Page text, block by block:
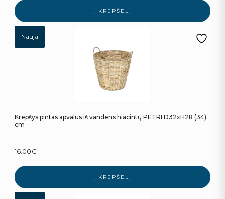
Į KREPŠELĮ
Nauja
Krepšys pintas apvalus iš vandens hiacintų PETRI D32xH28 (34)
cm
16.00€
Į KREPŠELĮ